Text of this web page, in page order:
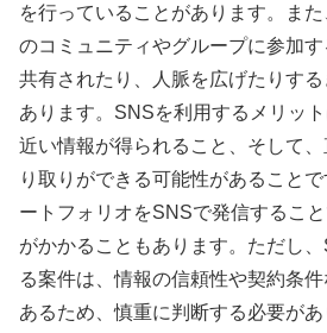
を行っていることがあります。ま
のコミュニティやグループに参加
共有されたり、人脈を広げたりす
あります。SNSを利用するメリッ
近い情報が得られること、そして
り取りができる可能性があること
ートフォリオをSNSで発信するこ
がかかることもあります。ただし
る案件は、情報の信頼性や契約条
あるため、慎重に判断する必要が